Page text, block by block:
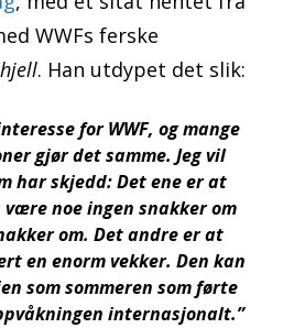
WWFs ferske
. Han utdypet det slik:
for WWF, og mange
gjør det samme. Jeg vil
har skjedd: Det ene er at
noe ingen snakker om
om. Det andre er at
en enorm vekker. Den kan
som sommeren som førte
internasjonalt.”